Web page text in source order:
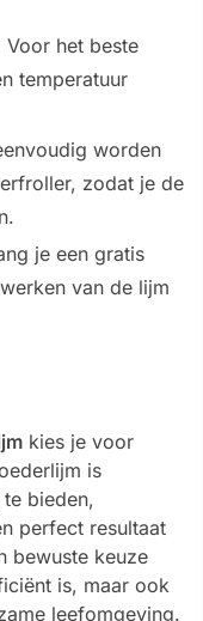
Voor het beste
temperatuur
worden
zodat je de
je een gratis
van de lijm
kies je voor
is
bieden,
perfect resultaat
bewuste keuze
is, maar ook
leefomgeving.